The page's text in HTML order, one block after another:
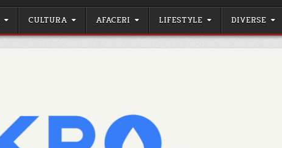
CULTURA AFACERI LIFESTYLE DIVERSE